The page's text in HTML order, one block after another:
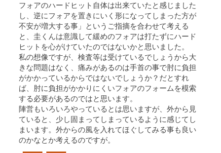
フォアのハードヒット自体は出来ていたと感じました
し、逆にフォアを置きにいく形になってしまった方が
不安が増大する事」というご指摘を合わせて考える
と、圭くんは意識して緩めのフォアは打たずにハード
ヒットを心がけていたのではないかと思いました。
私の想像ですが、検査等は受けているでしょうから大
きな問題はなく、痛みがあるのは手首の事で肘に負担
がかかっているからではないでしょうか？だとすれ
ば、肘に負担がかかりにくいフォアのフォームを模索
する必要があるのではと思います。
陣営もいろいろやっているとは思いますが、外から見
ていると、少し固まってしまっているように感じてし
まいます。外からの風を入れてほぐしてみる事も良い
のかなとか考えるのですが。